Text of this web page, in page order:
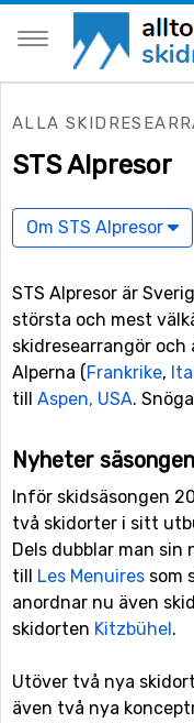
ALLA
STS Alpresor
Om STS Alpresor
STS Alpresor är
största och mest
skidresearrangör
Alperna ( Frankrike,
till Aspen, USA.
Nyheter
Inför skidsäsongen
två skidorter i sitt
Dels dubblar man sin
till
Les Menuires som
anordnar nu även
skidorten Kitzbühel .
Utöver två nya
även två nya